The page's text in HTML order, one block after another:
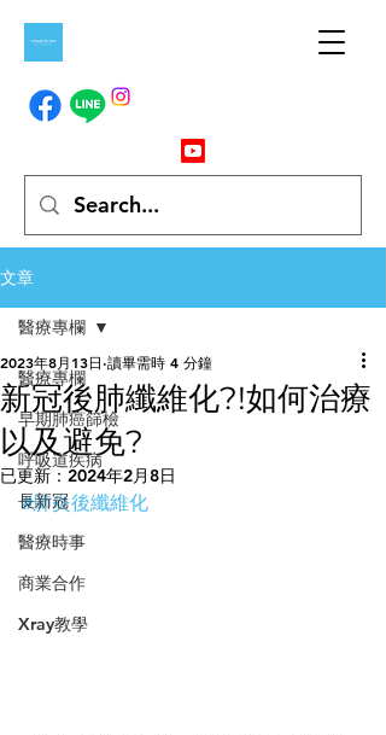
文章
醫療專欄
早期肺癌篩檢
呼吸道疾病
長新冠
醫療時事
商業合作
Xray教學
醫療專欄
新冠後肺纖維化?!如何治療
以及避免?
2023年8月13日 讀畢需時 4 分鐘
已更新：2024年2月8日
#肺炎後纖維化